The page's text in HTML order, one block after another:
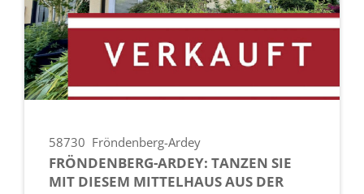
58730 Fröndenberg-Ardey
FRÖNDENBERG-ARDEY: TANZEN SIE
MIT DIESEM MITTELHAUS AUS DER